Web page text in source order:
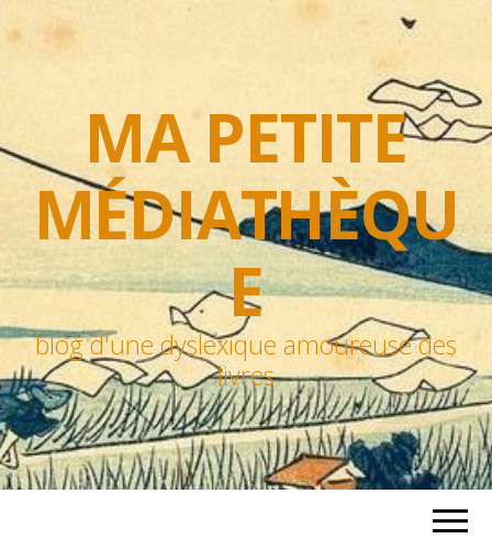
MA PETITE
MÉDIATHÈQU
E
blog d'une dyslexique amoureuse des
livres